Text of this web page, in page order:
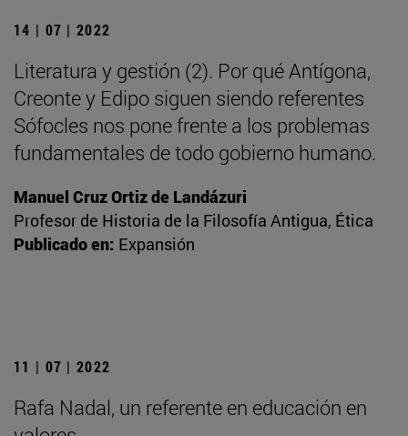
14 | 07 | 2022
Literatura y gestión (2). Por qué Antígona,
Creonte y Edipo siguen siendo referentes
Sófocles nos pone frente a los problemas
fundamentales de todo gobierno humano.
Manuel Cruz Ortiz de Landázuri
Profesor de Historia de la Filosofía Antigua, Ética
Publicado en: Expansión
11 | 07 | 2022
Rafa Nadal, un referente en educación en